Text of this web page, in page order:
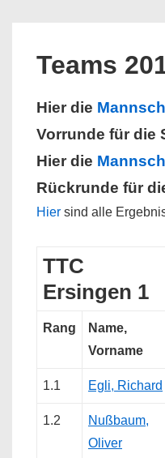
Teams
Hier die
Vorrunde für die
Hier die
Rückrunde für
Hier sind alle
TTC
Ersingen 1
Rang
Name,
Vorname
1.1 Egli, Richard
1.2
Nußbaum,
Oliver